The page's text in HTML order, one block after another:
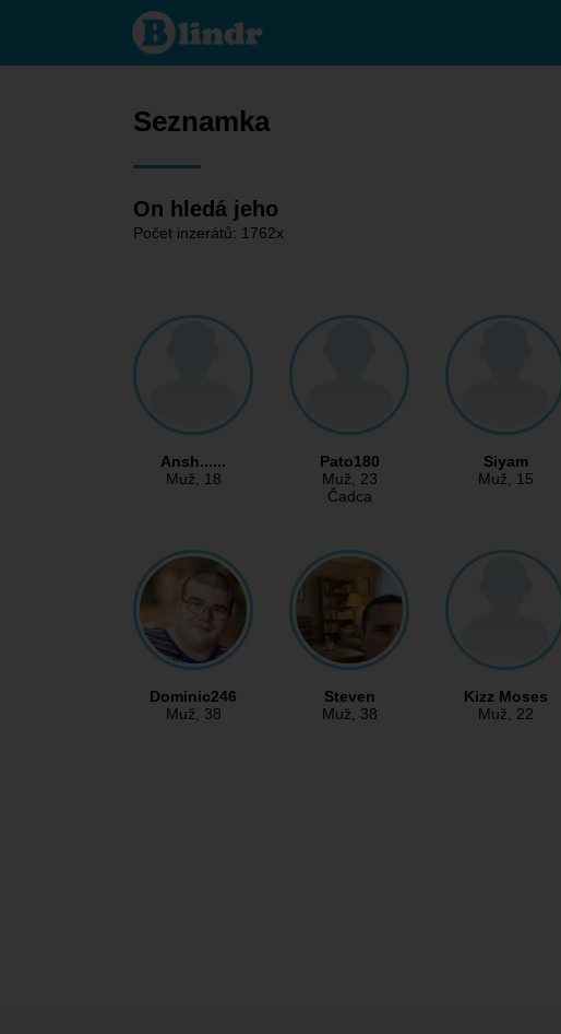
Seznamka
- On
hledá
Seznamka
On hledá jeho
Počet inzerátů: 1762x
Ansh......
Muž, 18
Pato180
Muž, 23
Čadca
Siyam
Muž, 15
Dominic246
Muž, 38
Steven
Muž, 38
Kizz Moses
Muž, 22